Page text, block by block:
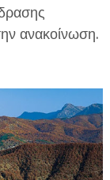
ανακοίνωση.